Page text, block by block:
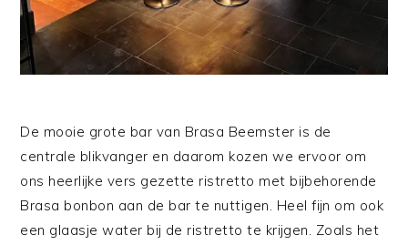
De mooie grote bar van Brasa Beemster is de
centrale blikvanger en daarom kozen we ervoor om
ons heerlijke vers gezette ristretto met bijbehorende
Brasa bonbon aan de bar te nuttigen. Heel fijn om ook
een glaasje water bij de ristretto te krijgen. Zoals het